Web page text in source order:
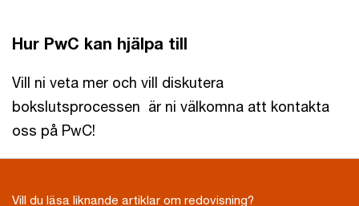
Hur PwC kan hjälpa till
Vill ni veta mer och vill diskutera
bokslutsprocessen är ni välkomna att kontakta
oss på PwC!
Vill du läsa liknande artiklar om redovisning?